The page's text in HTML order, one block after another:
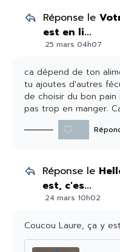
Réponse le
est en li...
25 mars 04h07
ca dépend de ton
tu ajoutes d'autres
de choisir du bon
pas trop en manger.
Apres si tu veux aller
bilan personnalisé :)
Réponse le
est, c'es...
24 mars 10h02
Coucou Laure, ça y